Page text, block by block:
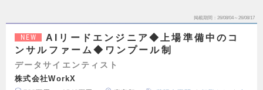
掲載期間 26/08/04～26/08/17
NEW
AIリードエンジニア◆上場準備中のコ
ンサルファーム◆ワンプール制
データサイエンティスト
株式会社WorkX